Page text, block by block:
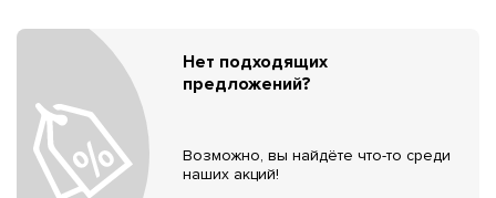
Нет подходящих
предложений?
Возможно, вы найдёте что-то среди
наших акций!